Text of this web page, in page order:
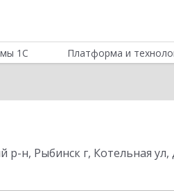
1С Платформа и
р-н, Рыбинск г, Котельная